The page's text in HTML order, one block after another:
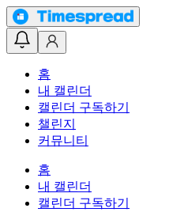
홈
내 캘린더
캘린더 구독하기
챌린지
커뮤니티
홈
내 캘린더
캘린더 구독하기